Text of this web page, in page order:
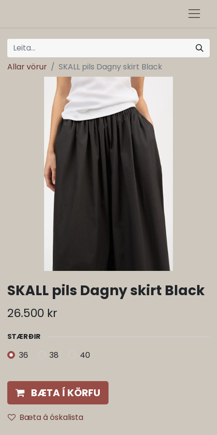
Allar vörur SKALL pils Dagny skirt Black
SKALL pils Dagny skirt Black
26.500 kr
STÆRÐIR
36 38 40
BÆTA Í KÖRFU
Bæta á óskalista